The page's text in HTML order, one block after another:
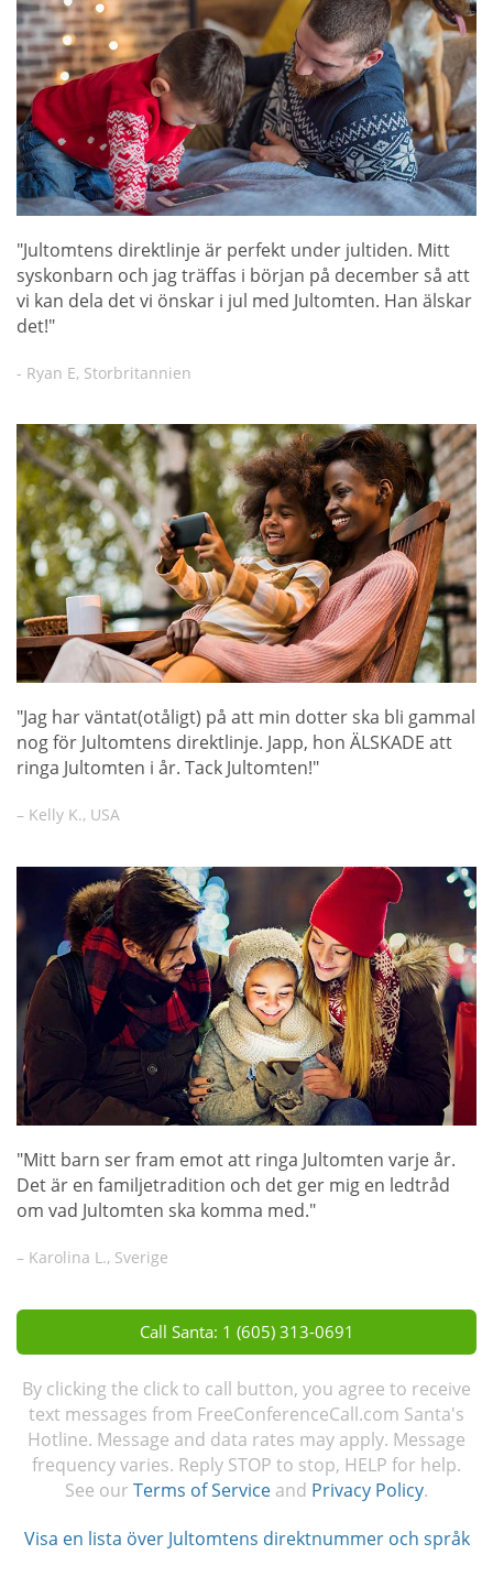
"Jultomtens direktlinje är perfekt under jultiden. Mitt
syskonbarn och jag träffas i början på december så att
vi kan dela det vi önskar i jul med Jultomten. Han älskar
det!"
- Ryan E, Storbritannien
"Jag har väntat(otåligt) på att min dotter ska bli gammal
nog för Jultomtens direktlinje. Japp, hon ÄLSKADE att
ringa Jultomten i år. Tack Jultomten!"
– Kelly K., USA
"Mitt barn ser fram emot att ringa Jultomten varje år.
Det är en familjetradition och det ger mig en ledtråd
om vad Jultomten ska komma med."
– Karolina L., Sverige
Call Santa: 1 (605) 313-0691
By clicking the click to call button, you agree to receive
text messages from FreeConferenceCall.com Santa's
Hotline. Message and data rates may apply. Message
frequency varies. Reply STOP to stop, HELP for help.
See our Terms of Service and Privacy Policy.
Visa en lista över Jultomtens direktnummer och språk